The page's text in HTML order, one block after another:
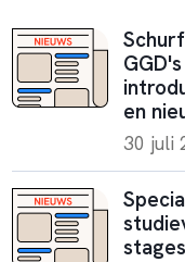
en
30 juli